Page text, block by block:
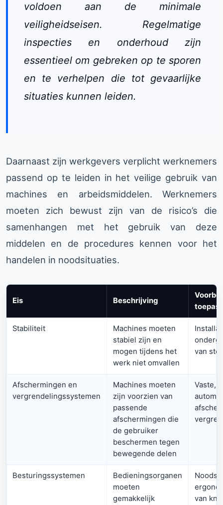
voldoen aan de minimale
veiligheidseisen. Regelmatige
inspecties en onderhoud zijn
essentieel om gebreken op te sporen
en te verhelpen die tot gevaarlijke
situaties kunnen leiden.
Daarnaast zijn werkgevers verplicht werknemers
passend op te leiden in het veilige gebruik van
machines en arbeidsmiddelen. Werknemers
moeten zich bewust zijn van de risico’s die
samenhangen met het gebruik van deze
middelen en de procedures kennen voor het
handelen in noodsituaties.
Eis Beschrijving
Stabiliteit
Machines moeten
stabiel zijn en
mogen tijdens het
werk niet omvallen
van
Afschermingen en
vergrendelingssystemen
Machines moeten
zijn voorzien van
passende
afschermingen die
de gebruiker
beschermen tegen
bewegende delen
Vaste,
Besturingssystemen
Bedieningsorganen
moeten
gemakkelijk
van